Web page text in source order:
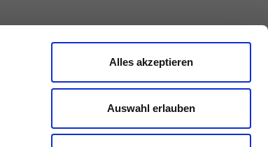
Alles akzeptieren
Auswahl erlauben